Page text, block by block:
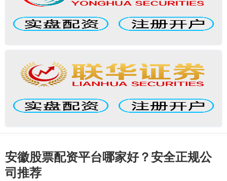
安徽股票配资平台哪家好？安全正规公
司推荐